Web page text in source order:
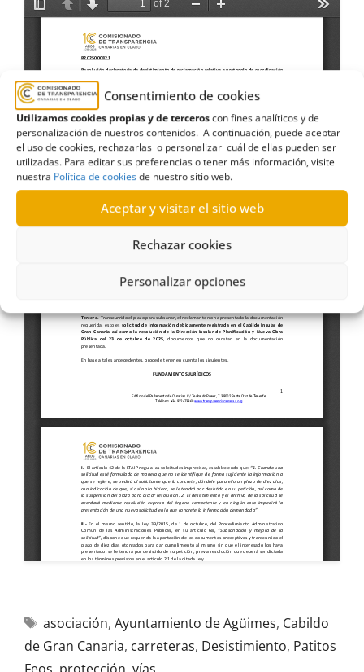
Consentimiento de cookies
Utilizamos cookies propias y de terceroscon fines analíticos y de
personalización de nuestros contenidos. A continuación, puede aceptar
el uso de cookies, rechazarlas o personalizar cuál de ellas pueden ser
utilizadas. Para editar sus preferencias o tener más información, visite
nuestra Política de cookiesde nuestro sitio web.
Aceptar y visitar el sitio web
Rechazar cookies
Personalizar opciones
asociación, Ayuntamiento de Agüimes, Cabildo
de Gran Canaria, carreteras, Desistimiento, Patitos